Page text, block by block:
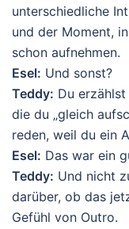
unterschiedliche
und der Moment,
schon aufnehmen.
Esel: Und sonst?
Teddy: Du
die du „gleich
reden, weil du ein
Esel: Das war ein
Teddy: Und nicht
darüber, ob das
Gefühl von Outro.